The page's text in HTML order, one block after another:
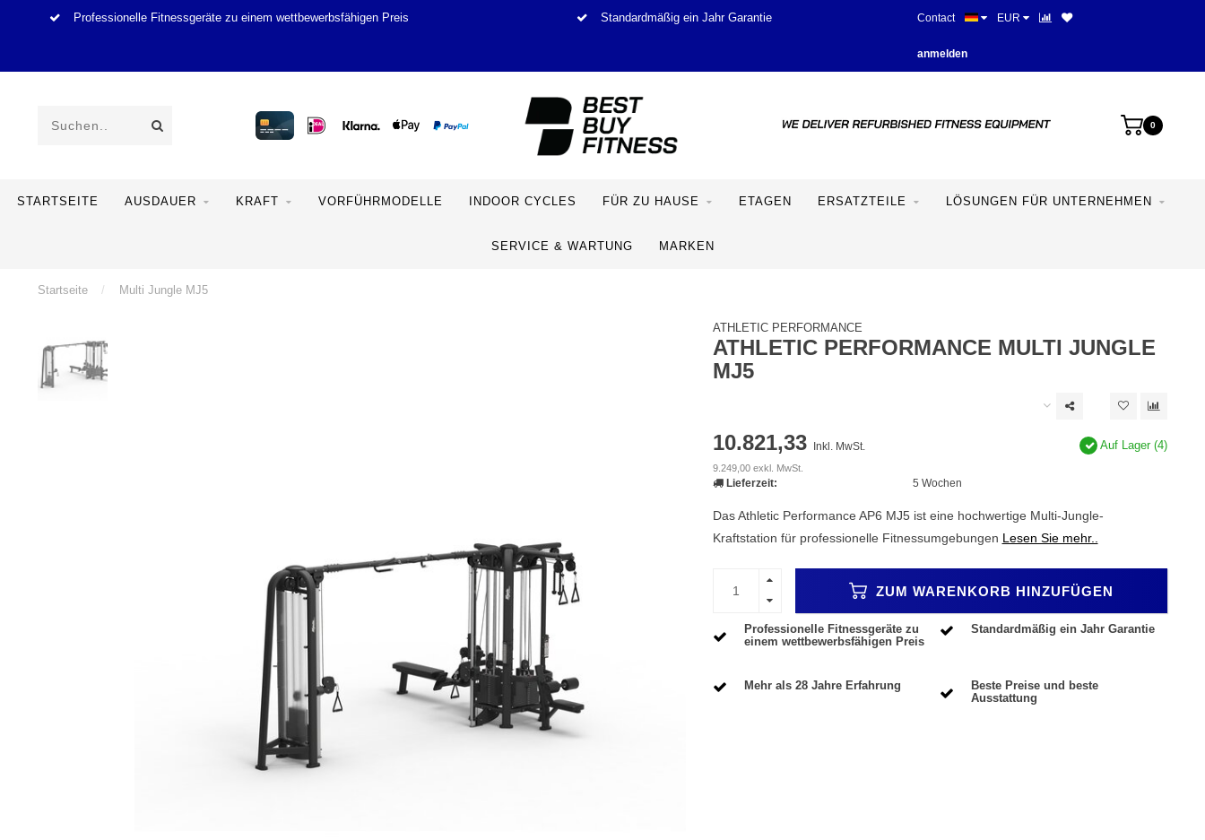
Professionelle Fitnessgeräte zu einem wettbewerbsfähigen Preis Standardmäßig ein Jahr Garantie Mehr als 28 Jahre Erfahrung
Contact EUR
anmelden
0
STARTSEITE AUSDAUER KRAFT VORFÜHRMODELLE INDOOR CYCLES FÜR ZU HAUSE ETAGEN ERSATZTEILE LÖSUNGEN FÜR UNTERNEHMEN
SERVICE & WARTUNG MARKEN
Startseite / Multi Jungle MJ5
ATHLETIC PERFORMANCE
ATHLETIC PERFORMANCE MULTI JUNGLE
MJ5
10.821,33 Inkl. MwSt.
9.249,00 exkl. MwSt.
Auf Lager (4)
Lieferzeit: 5 Wochen
Das Athletic Performance AP6 MJ5 ist eine hochwertige Multi-Jungle-
Kraftstation für professionelle Fitnessumgebungen Lesen Sie mehr..
ZUM WARENKORB HINZUFÜGEN
Professionelle Fitnessgeräte zu
einem wettbewerbsfähigen Preis
Standardmäßig ein Jahr Garantie
Mehr als 28 Jahre Erfahrung
Beste Preise und beste
Ausstattung